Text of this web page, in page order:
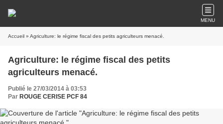
MENU
Accueil » Agriculture: le régime fiscal des petits agriculteurs menacé.
Agriculture: le régime fiscal des petits
agriculteurs menacé.
Publié le 27/03/2014 à 03:53
Par ROUGE CERISE PCF 84